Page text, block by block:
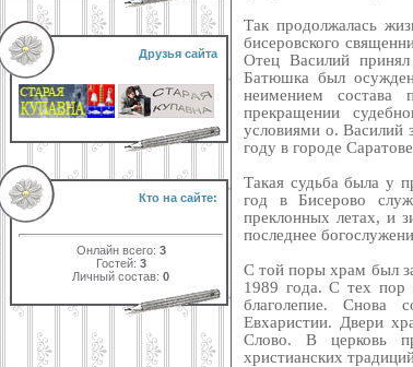
Друзья сайта
Кто на сайте:
Онлайн всего: 3
Гостей: 3
Личный состав: 0
Так продолжалась
бисеровского
Отец Василий
Батюшка был
неимением
прекращении
условиями о. Василий
году в городе
Такая судьба была у
год в Бисерово
преклонных летах, и
последнее
С той поры храм был
1989 года. С тех пор
благолепие. Снова
Евхаристии. Двери
Слово. В церковь
христианских